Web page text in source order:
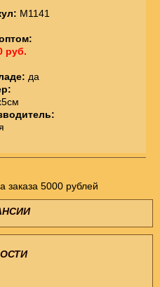
М1141
руб.
да
5000 рублей